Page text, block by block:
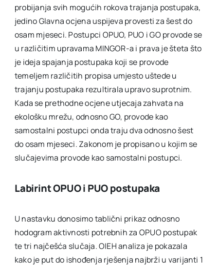
probijanja svih mogućih rokova trajanja postupaka,
jedino Glavna ocjena uspijeva provesti za šest do
osam mjeseci. Postupci OPUO, PUO i GO provode se
u različitim upravama MINGOR-a i prava je šteta što
je ideja spajanja postupaka koji se provode
temeljem različitih propisa umjesto uštede u
trajanju postupaka rezultirala upravo suprotnim.
Kada se prethodne ocjene utjecaja zahvata na
ekološku mrežu, odnosno GO, provode kao
samostalni postupci onda traju dva odnosno šest
do osam mjeseci. Zakonom je propisano u kojim se
slučajevima provode kao samostalni postupci.
Labirint OPUO i PUO postupaka
U nastavku donosimo tablični prikaz odnosno
hodogram aktivnosti potrebnih za OPUO postupak
te tri najčešća slučaja. OIEH analiza je pokazala
kako je put do ishođenja rješenja najbrži u varijanti 1